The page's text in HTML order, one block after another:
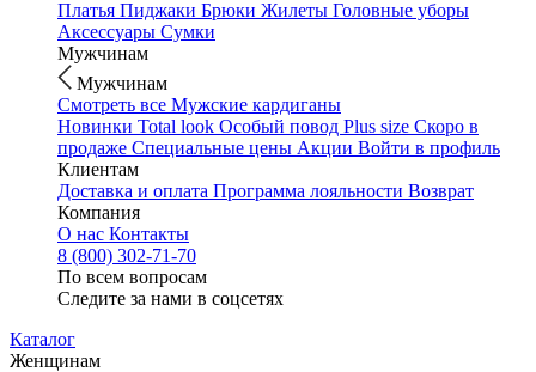
Платья Пиджаки Брюки Жилеты Головные уборы
Аксессуары Сумки
Мужчинам
Мужчинам
Смотреть все Мужские кардиганы
Новинки Total look Особый повод Plus size Скоро в
продаже Специальные цены Акции Войти в профиль
Клиентам
Доставка и оплата Программа лояльности Возврат
Компания
О нас Контакты
8 (800) 302-71-70
По всем вопросам
Следите за нами в соцсетях
Каталог
Женщинам